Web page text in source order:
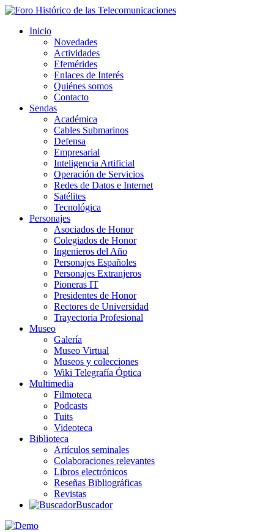
Inicio
Novedades
Actividades
Efemérides
Enlaces de Interés
Quiénes somos
Contacto
Sendas
Académica
Cables Submarinos
Defensa
Empresarial
Inteligencia Artificial
Operación de Servicios
Redes de Datos e Internet
Satélites
Tecnológica
Personajes
Asociados de Honor
Colegiados de Honor
Ingenieros del Año
Personajes Españoles
Personajes Extranjeros
Pioneras IT
Presidentes de Honor
Rectores de Universidad
Trayectoria Profesional
Museo
Galería
Museo Virtual
Museos y colecciones
Wiki Telegrafía Óptica
Multimedia
Filmoteca
Podcasts
Tuits
Videoteca
Biblioteca
Artículos seminales
Colaboraciones relevantes
Libros electrónicos
Reseñas Bibliográficas
Revistas
Buscador